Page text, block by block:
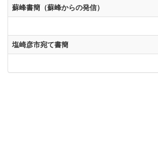
蘇峰書簡（蘇峰からの発信）
塩崎彦市宛て書簡